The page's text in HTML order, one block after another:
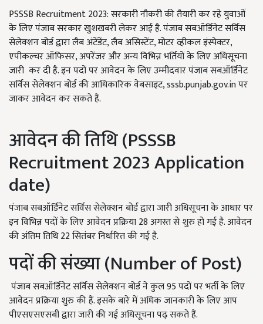
PSSSB Recruitment 2023:सरकारी नौकरी की तैयारी कर रहे युवाओं
के लिए पंजाब सरकार खुशखबरी लेकर आई है. पंजाब सबऑर्डिनेट सर्विस
सेलेक्शन बोर्ड द्वारा लैब अंटेंडेंट,लैब असिस्टेंट,मोटर व्हीकल इंस्पेक्टर,
एपीकल्चर ऑफिसर,अपरेंजर और अन्य विभिन्न भर्तियों के लिए अधिसूचना
जारी कर दी है. इन पदों पर आवेदन के लिए उम्मीदवार पंजाब सबऑर्डिनेट
सर्विस सेलेक्शन बोर्ड की आधिकारिक वेबसाइट, sssb.punjab.gov.inपर
जाकर आवेदन कर सकते हैं.
आवेदन की तिथि (PSSSB
Recruitment 2023Application
date)
पंजाब सबऑर्डिनेट सर्विस सेलेक्शन बोर्ड द्वारा जारी अधिसूचना के आधार पर
इन विभिन्न पदों के लिए आवेदन प्रक्रिया28अगस्त से शुरु हो गई है. आवेदन
की अंतिम तिथि22सितंबर निर्धारित की गई है.
पदों की संख्या (Number of Post)
पंजाब सबऑर्डिनेट सर्विस सेलेक्शन बोर्ड ने कुल95पदों पर भर्ती के लिए
आवेदन प्रक्रिया शुरु की हैं. इसके बारे में अधिक जानकारी के लिए आप
पीएसएसएसबी द्वारा जारी की गई अधिसूचना पढ़ सकते हैं.